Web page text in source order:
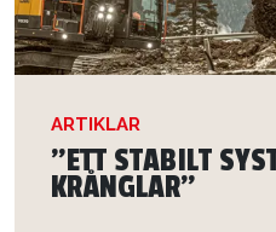
ARTIKLAR
”ETT STABILT
KRÅNGLAR”